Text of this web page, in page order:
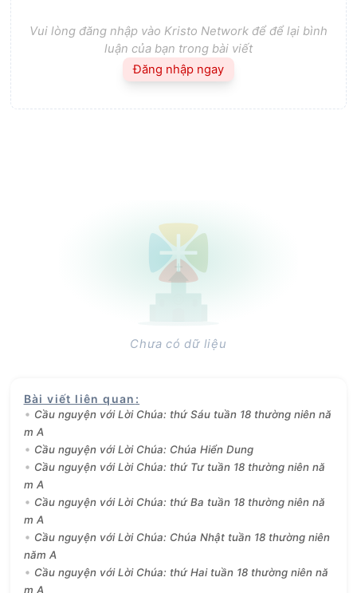
Vui lòng đăng nhập vào Kristo Network để để lại bình
luận của bạn trong bài viết
Đăng nhập ngay
Chưa có dữ liệu
Bài viết liên quan :
Cầu nguyện với Lời Chúa: thứ Sáu tuần 18 thường niên nă
m A
Cầu nguyện với Lời Chúa: Chúa Hiển Dung
Cầu nguyện với Lời Chúa: thứ Tư tuần 18 thường niên nă
m A
Cầu nguyện với Lời Chúa: thứ Ba tuần 18 thường niên nă
m A
Cầu nguyện với Lời Chúa: Chúa Nhật tuần 18 thường niên
năm A
Cầu nguyện với Lời Chúa: thứ Hai tuần 18 thường niên nă
m A